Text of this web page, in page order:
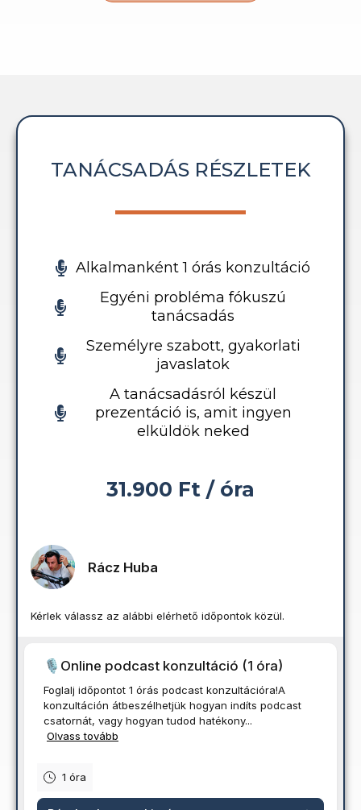
TANÁCSADÁS RÉSZLETEK
Alkalmanként 1 órás konzultáció
Egyéni probléma fókuszú
tanácsadás
Személyre szabott, gyakorlati
javaslatok
A tanácsadásról készül
prezentáció is, amit ingyen
elküldök neked
31.900 Ft / óra